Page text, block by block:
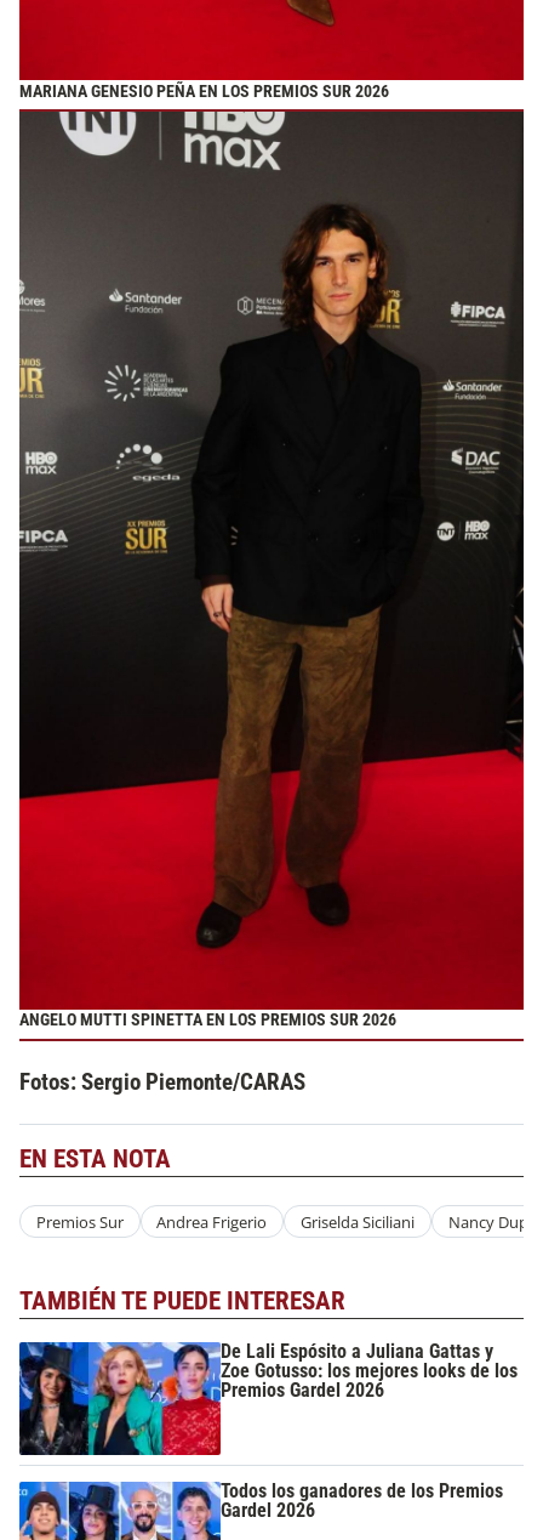
MARIANA GENESIO PEÑA EN LOS PREMIOS SUR 2026
ANGELO MUTTI SPINETTA EN LOS PREMIOS SUR 2026
Fotos: Sergio Piemonte/CARAS
EN ESTA NOTA
Premios Sur Andrea Frigerio Griselda Siciliani Nancy
TAMBIÉN TE PUEDE INTERESAR
De Lali Espósito a Juliana Gattas y
Zoe Gotusso: los mejores looks de los
Premios Gardel 2026
Todos los ganadores de los Premios
Gardel 2026